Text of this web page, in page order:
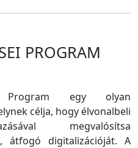
PROGRAM
egy olyan
célja, hogy élvonalbeli
megvalósítsa
átfogó digitalizációját. A